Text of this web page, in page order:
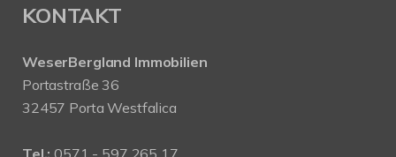
KONTAKT
WeserBergland Immobilien
Portastraße 36
32457 Porta Westfalica
Tel.: 0571 - 597 265 17